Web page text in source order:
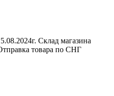
Склад магазина
товара по СНГ